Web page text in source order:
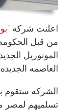
اعلنت شركه “
من قبل
المونوريل الجديد
العاصمه